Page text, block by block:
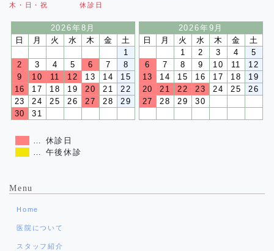
木・日・祝
休診日
2026年8月
日
月 火 水 木 金
土
1
2
3 4 5 6 7
8
9
10 11 12 13 14
15
16
17 18 19 20 21
22
23
24 25 26 27 28
29
30
31
2026年9月
日
月 火 水 木 金
土
1
2 3 4
5
6
7 8 9 10 11
12
13
14 15 16 17 18
19
20
21 22 23 24 25
26
27
28 29 30
… 休診日
… 午後休診
Menu
Home
医院について
スタッフ紹介